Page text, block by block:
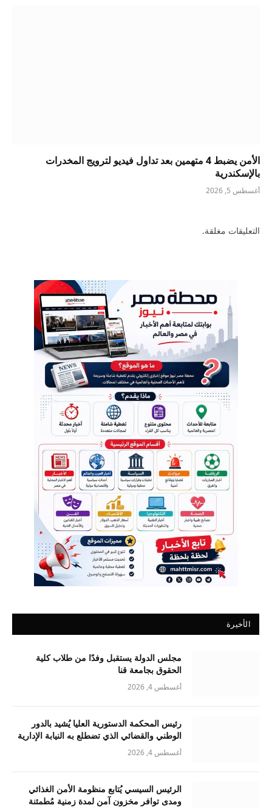
الأمن يضبط 4 متهمين بعد تداول فيديو لترويج المخدرات
بالإسكندرية
أغسطس 5, 2026
التعليقات مغلقة.
الأخيرة
مجلس الدولة يستقبل وفدًا من طلاب كلية
الحقوق بجامعة قنا
أغسطس 4, 2026
رئيس المحكمة الدستورية العليا يُشيد بالدور
الوطني والقضائي الذي تضطلع به النيابة الإدارية
أغسطس 4, 2026
الرئيس السيسي يُتابع منظومة الأمن الغذائي
ومدى توافر مخزون آمن لمدة زمنية مُطمئنة